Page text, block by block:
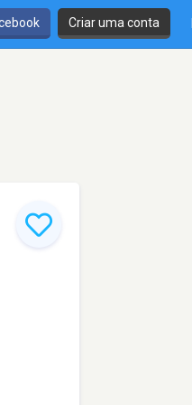
Criar uma conta